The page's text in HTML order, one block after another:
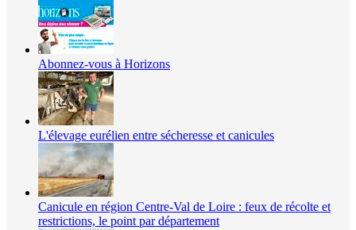
Abonnez-vous à Horizons
L'élevage eurélien entre sécheresse et canicules
Canicule en région Centre-Val de Loire : feux de récolte et
restrictions, le point par département